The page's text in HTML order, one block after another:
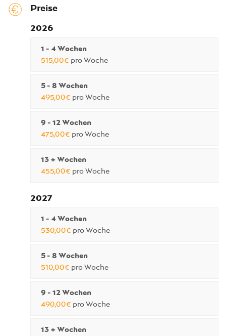
Preise
2026
1 - 4 Wochen
515,00€ pro Woche
5 - 8 Wochen
495,00€ pro Woche
9 - 12 Wochen
475,00€ pro Woche
13 + Wochen
455,00€ pro Woche
2027
1 - 4 Wochen
530,00€ pro Woche
5 - 8 Wochen
510,00€ pro Woche
9 - 12 Wochen
490,00€ pro Woche
13 + Wochen